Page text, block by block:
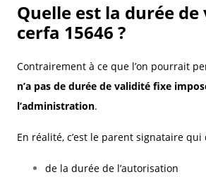
Quelle est la durée
cerfa 15646 ?
Contrairement à ce que l’on pourrait
n’a pas de durée de validité fixe
l’administration.
En réalité, c’est le parent signataire qui
de la durée de l’autorisation